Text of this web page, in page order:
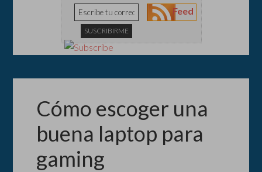
Feed
Cómo escoger una
buena laptop para
gaming